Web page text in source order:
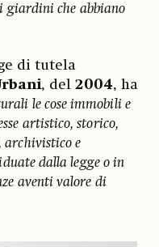
giardini che abbiano
di tutela
, del2004, ha
le cose immobili e
artistico, storico,
archivistico e
dalla legge o in
aventi valore di